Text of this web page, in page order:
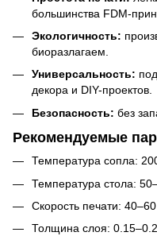
большинства FDM-
Экологичность:
биоразлагаем.
Универсальность:
декора и DIY-проектов.
Безопасность: без
Рекомендуемые
Температура сопла:
Температура стола:
Скорость печати:
Толщина слоя: